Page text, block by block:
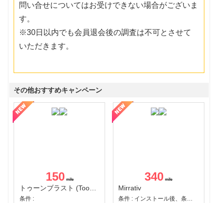
問い合せについてはお受けできない場合がございま
す。
※30日以内でも会員退会後の調査は不可とさせて
いただきます。
その他おすすめキャンペーン
150
トゥーンブラスト (Toon Blast)
条件 :
340
Mirrativ
条件 : インストール後、条件達成